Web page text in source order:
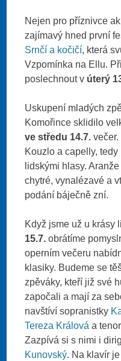
Nejen pro příznivce
zajímavý hned první
Srnčí a kočičí, která
Vzpomínka na Ellu.
poslechnout v úterý
Uskupení mladých
Komořince sklidilo
ve středu 14.7.
Kouzlo a capelly,
lidskými hlasy.
chytré, vynalézavé a
podání báječně zní.
Když jsme už u krásy
15.7. obrátíme
operním večeru
klasiky. Budeme se
zpěváky, kteří již své
započali a mají za
navštíví sopranistky
Tereza Králová a
Zazpívá si s nimi i
Kunovský. Na klavír